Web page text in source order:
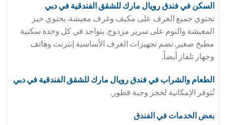
السكن في فندق رويال مارك للشقق الفندقية في دبي
تحتوي جميع الغرف على مكيف وغرف معيشة. يحتوي حيز
المعيشة والنوم على سرير مزدوج. يتواجد في كل وحدة سكنية
مطبخ صغير. تضم تجهيزات الغرف الأساسية إنترنت وهاتف
وجهاز تلفاز أيضاً.
الطعام والشراب في فندق رويال مارك للشقق الفندقية في دبي
تُتوفر الإمكانية لحجز وجبة فطور.
بعض الخدمات في الفندق